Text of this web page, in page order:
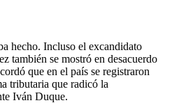
hecho. Incluso el excandidato
también se mostró en desacuerdo
que en el país se registraron
tributaria que radicó la
Iván Duque.